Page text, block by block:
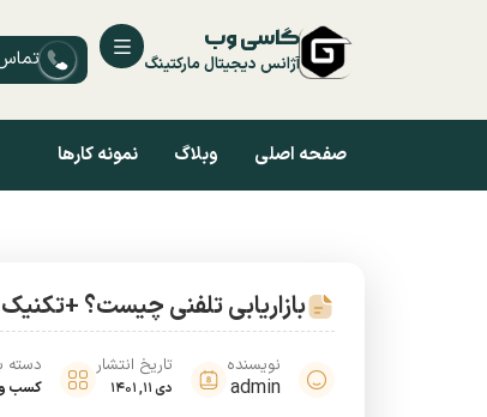
گاسی وب
آژانس دیجیتال مارکتینگ
صفحه اصلی وبلاگ نمونه کارها
بازاریابی تلفنی چیست؟
نویسنده
admin
تاریخ انتشار
دی 11, 1401
دسته
کسب و